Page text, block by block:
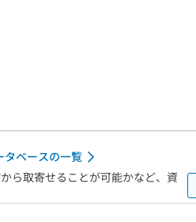
タベースの一覧
ら取寄せることが可能かなど、資